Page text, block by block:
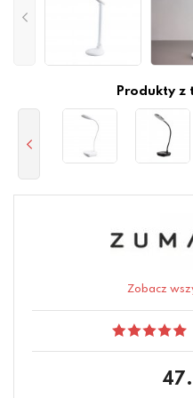
Produkty z
Zobacz